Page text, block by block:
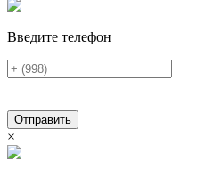
Введите телефон
Отправить
×